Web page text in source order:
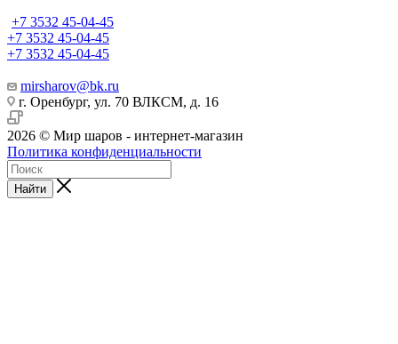
+7 3532 45-04-45
+7 3532 45-04-45
+7 3532 45-04-45
mirsharov@bk.ru
г. Оренбург, ул. 70 ВЛКСМ, д. 16
2026 © Мир шаров - интернет-магазин
Политика конфиденциальности
Найти